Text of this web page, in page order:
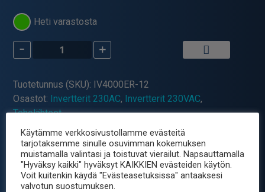
Heti varastosta
-
INVERTTERI
12VD/230AC
4000W
määrä
+
Tuotetunnus (SKU): IV4000ER-12
Osastot: Invertterit 230AC, Invertterit 230VAC,
Teholähteet
Avainsana tuotteelle
teholähde
Tuotetiedot
Käytämme verkkosivustollamme evästeitä
tarjotaksemme sinulle osuvimman kokemuksen
muistamalla valintasi ja toistuvat vierailut. Napsauttamalla
"Hyväksy kaikki" hyväksyt KAIKKIEN evästeiden käytön.
Voit kuitenkin käydä "Evästeasetuksissa" antaaksesi
valvotun suostumuksen.